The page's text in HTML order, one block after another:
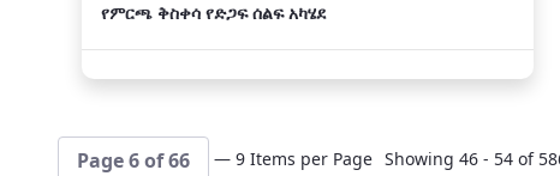
የምርጫ ቅስቀሳ የድጋፍ ሰልፍ አካሄደ
Page 6 of 66 — 9 Items per Page Showing 46 - 54 of